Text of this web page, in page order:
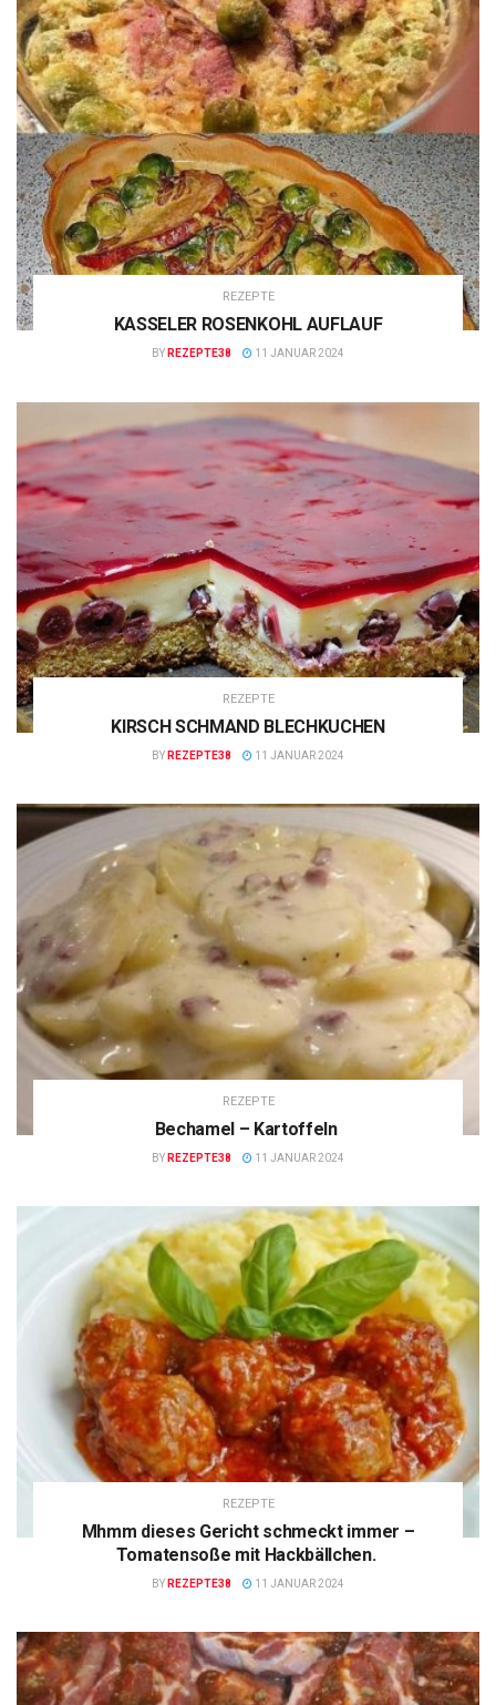
REZEPTE
KASSELER ROSENKOHL AUFLAUF
BY REZEPTE38 11 JANUAR 2024
REZEPTE
KIRSCH SCHMAND BLECHKUCHEN
BY REZEPTE38 11 JANUAR 2024
REZEPTE
Bechamel – Kartoffeln
BY REZEPTE38 11 JANUAR 2024
REZEPTE
Mhmm dieses Gericht schmeckt immer –
Tomatensoße mit Hackbällchen.
BY REZEPTE38 11 JANUAR 2024